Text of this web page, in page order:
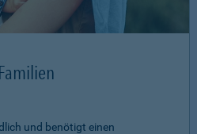
und benötigt einen